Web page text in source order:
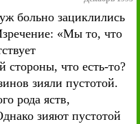
больно зациклились
«Мы то, что
стороны, что есть-то?
зияли пустотой.
рода яств,
зияют пустотой